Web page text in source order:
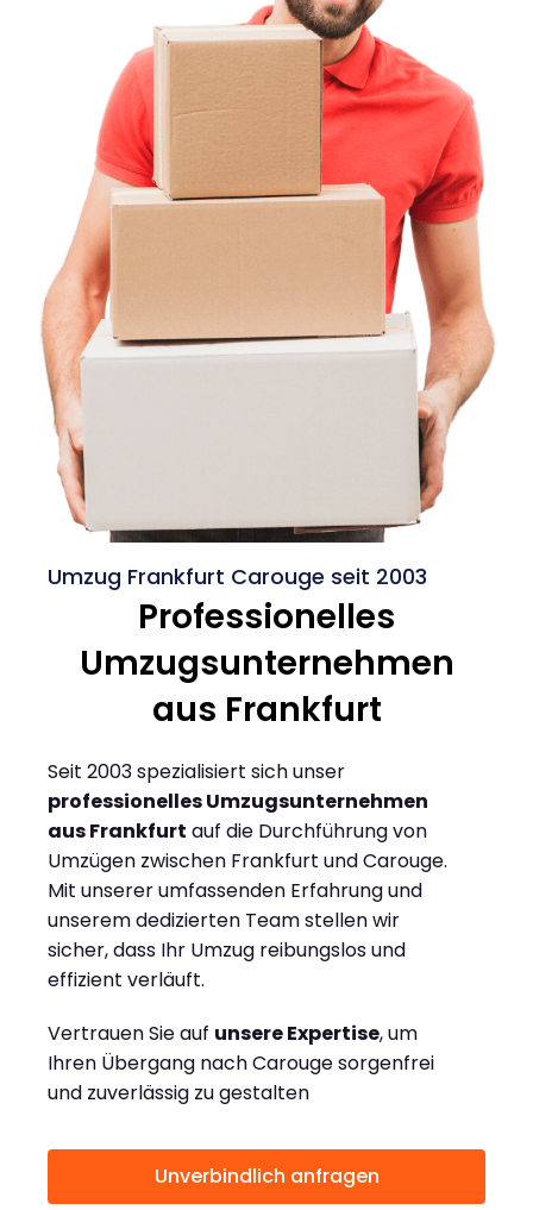
Umzug Frankfurt Carouge seit 2003
Professionelles
Umzugsunternehmen
aus Frankfurt
Seit 2003 spezialisiert sich unser
professionelles Umzugsunternehmen
aus Frankfurt auf die Durchführung von
Umzügen zwischen Frankfurt und Carouge.
Mit unserer umfassenden Erfahrung und
unserem dedizierten Team stellen wir
sicher, dass Ihr Umzug reibungslos und
effizient verläuft.
Vertrauen Sie auf unsere Expertise, um
Ihren Übergang nach Carouge sorgenfrei
und zuverlässig zu gestalten
Unverbindlich anfragen